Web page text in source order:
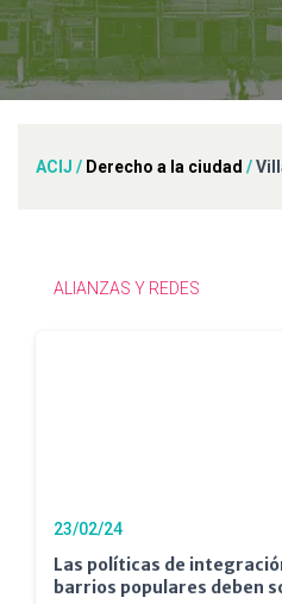
ACIJ / Derecho a la ciudad /
ALIANZAS Y REDES
23/02/24
Las políticas de
barrios populares deben